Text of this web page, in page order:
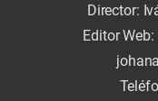
Director:
Editor